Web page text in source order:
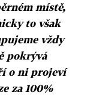
místě,
to však
vždy
pokrývá
o ni projeví
za 100%